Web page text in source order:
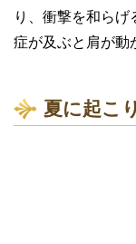
り、衝撃を和ら
症が及ぶと肩が動
夏に起こ